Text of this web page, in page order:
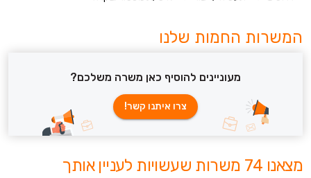
המשרות החמות שלנו
מעוניינים להוסיף כאן משרה משלכם?
צרו איתנו קשר!
מצאנו 74 משרות שעשויות לעניין אותך